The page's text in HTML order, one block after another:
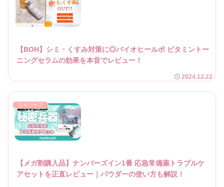
【BOH】シミ・くすみ対策に◎バイオヒールボ ビタミントー
ニングセラムの効果を本音でレビュー！
2024.12.22
スキンケア
【メガ割購入品】ナンバーズイン1番 応急常備薬トラブルケ
アセットを正直レビュー｜パウダーの使い方も解説！